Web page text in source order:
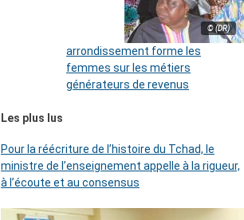
© (DR)
arrondissement forme les
femmes sur les métiers
générateurs de revenus
Les plus lus
Pour la réécriture de l’histoire du Tchad, le
ministre de l’enseignement appelle à la rigueur,
à l’écoute et au consensus